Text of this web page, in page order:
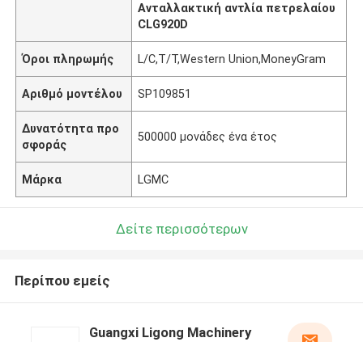
Ανταλλακτική αντλία πετρελαίου
CLG920D
Όροι πληρωμής L/C,T/T,Western Union,MoneyGram
Αριθμό μοντέλου SP109851
Δυνατότητα προ
σφοράς
500000 μονάδες ένα έτος
Μάρκα LGMC
Δείτε περισσότερων
Περίπου εμείς
Guangxi Ligong Machinery